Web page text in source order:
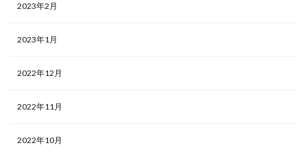
2023年2月
2023年1月
2022年12月
2022年11月
2022年10月